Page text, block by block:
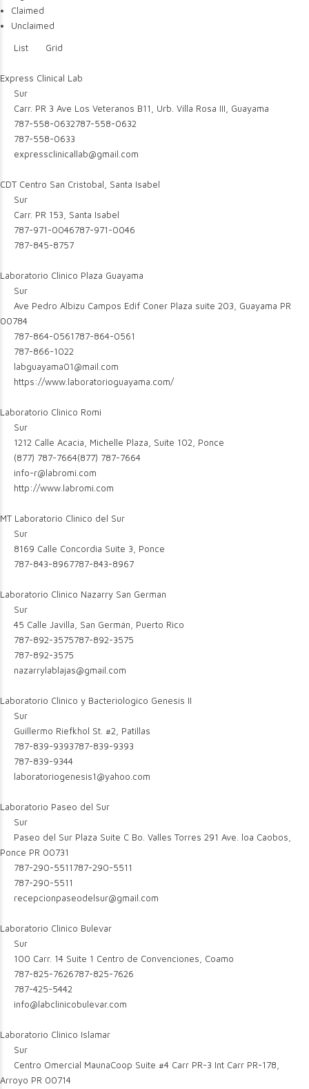
Claimed
Unclaimed
List
Grid
Express Clinical Lab
Sur
Carr. PR 3 Ave Los Veteranos B11, Urb. Villa Rosa III, Guayama
787-558-0632787-558-0632
787-558-0633
expressclinicallab@gmail.com
CDT Centro San Cristobal, Santa Isabel
Sur
Carr. PR 153, Santa Isabel
787-971-0046787-971-0046
787-845-8757
Laboratorio Clinico Plaza Guayama
Sur
Ave Pedro Albizu Campos Edif Coner Plaza suite 203, Guayama PR
00784
787-864-0561787-864-0561
787-866-1022
labguayama01@mail.com
https://www.laboratorioguayama.com/
Laboratorio Clinico Romi
Sur
1212 Calle Acacia, Michelle Plaza, Suite 102, Ponce
(877) 787-7664(877) 787-7664
info-r@labromi.com
http://www.labromi.com
MT Laboratorio Clinico del Sur
Sur
8169 Calle Concordia Suite 3, Ponce
787-843-8967787-843-8967
Laboratorio Clinico Nazarry San German
Sur
45 Calle Javilla, San Germán, Puerto Rico
787-892-3575787-892-3575
787-892-3575
nazarrylablajas@gmail.com
Laboratorio Clinico y Bacteriologico Genesis II
Sur
Guillermo Riefkhol St. #2, Patillas
787-839-9393787-839-9393
787-839-9344
laboratoriogenesis1@yahoo.com
Laboratorio Paseo del Sur
Sur
Paseo del Sur Plaza Suite C Bo. Valles Torres 291 Ave. loa Caobos,
Ponce PR 00731
787-290-5511787-290-5511
787-290-5511
recepcionpaseodelsur@gmail.com
Laboratorio Clinico Bulevar
Sur
100 Carr. 14 Suite 1 Centro de Convenciones, Coamo
787-825-7626787-825-7626
787-425-5442
info@labclinicobulevar.com
Laboratorio Clinico Islamar
Sur
Centro Omercial MaunaCoop Suite #4 Carr PR-3 Int Carr PR-178,
Arroyo PR 00714